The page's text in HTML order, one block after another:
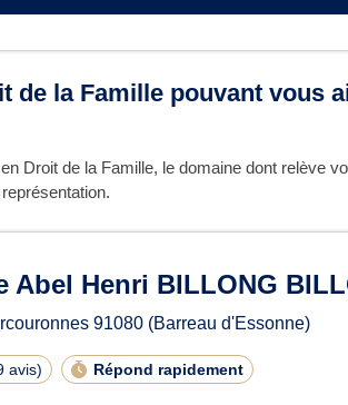
de la Famille pouvant vous
Droit de la Famille, le domaine dont relève
Abel Henri BILLONG
91080 (Barreau d'Essonne)
avis) Répond rapidement